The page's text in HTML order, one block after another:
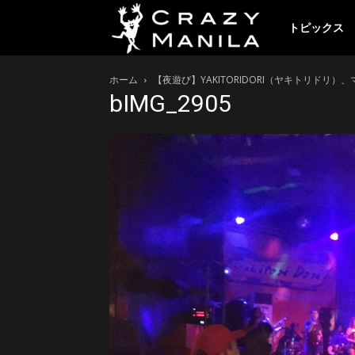
レ
イ
ジ
ー
マ
トピックス
ホーム 【夜遊び】YAKITORIDORI（ヤキトリドリ）
bIMG_2905